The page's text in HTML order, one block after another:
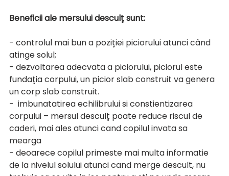
Beneficii ale mersului desculț sunt:
- controlul mai bun a poziției piciorului atunci când
atinge solul;
- dezvoltarea adecvata a piciorului, piciorul este
fundația corpului, un picior slab construit va genera
un corp slab construit.
-  imbunatatirea echilibrului si constientizarea
corpului – mersul desculț poate reduce riscul de
caderi, mai ales atunci cand copilul invata sa
mearga
- deoarece copilul primeste mai multa informatie
de la nivelul solului atunci cand merge descult, nu